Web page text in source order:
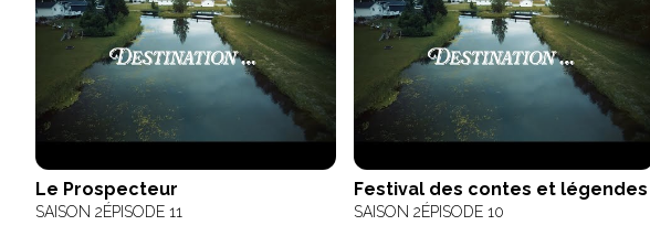
Le Prospecteur
SAISON 2ÉPISODE 11
Festival des contes et légendes
SAISON 2ÉPISODE 10